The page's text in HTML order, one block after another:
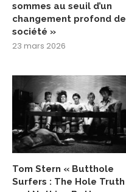
sommes au seuil d’un
changement profond de
société »
23 mars 2026
Tom Stern « Butthole
Surfers : The Hole Truth